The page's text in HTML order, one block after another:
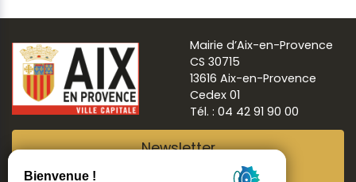
Mairie d’Aix-en-Provence
CS 30715
13616 Aix-en-Provence
Cedex 01
Tél. : 04 42 91 90 00
Newsletter